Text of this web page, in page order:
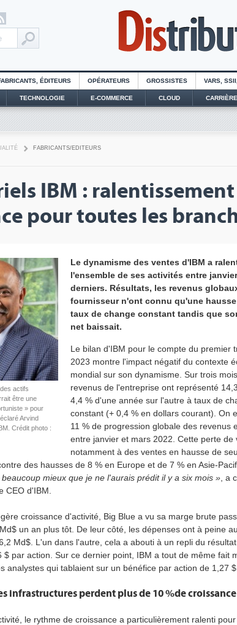
ÉDITEURS OPÉRATEURS GROSSISTES VARS,
TECHNOLOGIE E-COMMERCE CLOUD
FABRICANTS/EDITEURS
IBM :
pour toutes les
actifs
être une
» pour
Arvind
Crédit photo :
Le dynamisme des ventes d'IBM a
l'ensemble de ses activités entre
derniers. Résultats, les revenus
fournisseur n'ont connu qu'une hausse
taux de change constant tandis que
net baissait.
Le bilan d'IBM pour le compte du premier
2023 montre l'impact négatif du contexte
mondial sur son dynamisme. Sur trois
revenus de l'entreprise ont représenté
4,4 % d'une année sur l'autre à taux de
constant (+ 0,4 % en dollars courant). On
11 % de progression globale des revenus
entre janvier et mars 2022. Cette perte de
notamment à des ventes en hausse de
des hausses de 8 % en Europe et de 7 % en Asie-
mieux que je ne l'aurais prédit il y a six mois » , a
CEO d'IBM.
croissance d'activité, Big Blue a vu sa marge brute
un an plus tôt. De leur côté, les dépenses ont à peine
Md$. L'un dans l'autre, cela a abouti à un repli du
$ par action. Sur ce dernier point, IBM a tout de même fait
analystes qui tablaient sur un bénéfice par action de 1,27 $.
infrastructures perdent plus de 10 %de croissance
le rythme de croissance a particulièrement ralenti
de
En
1